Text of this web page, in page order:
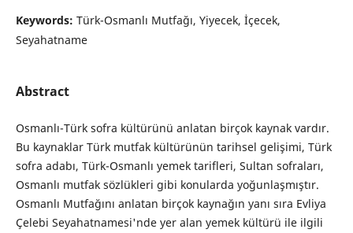
Keywords: Türk-Osmanlı Mutfağı, Yiyecek, İçecek,
Seyahatname
Abstract
Osmanlı-Türk sofra kültürünü anlatan birçok kaynak vardır.
Bu kaynaklar Türk mutfak kültürünün tarihsel gelişimi, Türk
sofra adabı, Türk-Osmanlı yemek tarifleri, Sultan sofraları,
Osmanlı mutfak sözlükleri gibi konularda yoğunlaşmıştır.
Osmanlı Mutfağını anlatan birçok kaynağın yanı sıra Evliya
Çelebi Seyahatnamesi'nde yer alan yemek kültürü ile ilgili